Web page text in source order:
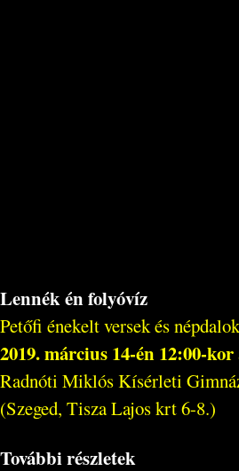
Lennék én folyóvíz
Petőfi énekelt versek és
2019. március 14-én 12:00-kor
Radnóti Miklós Kísérleti
(Szeged, Tisza Lajos krt 6-8.)
További részletek